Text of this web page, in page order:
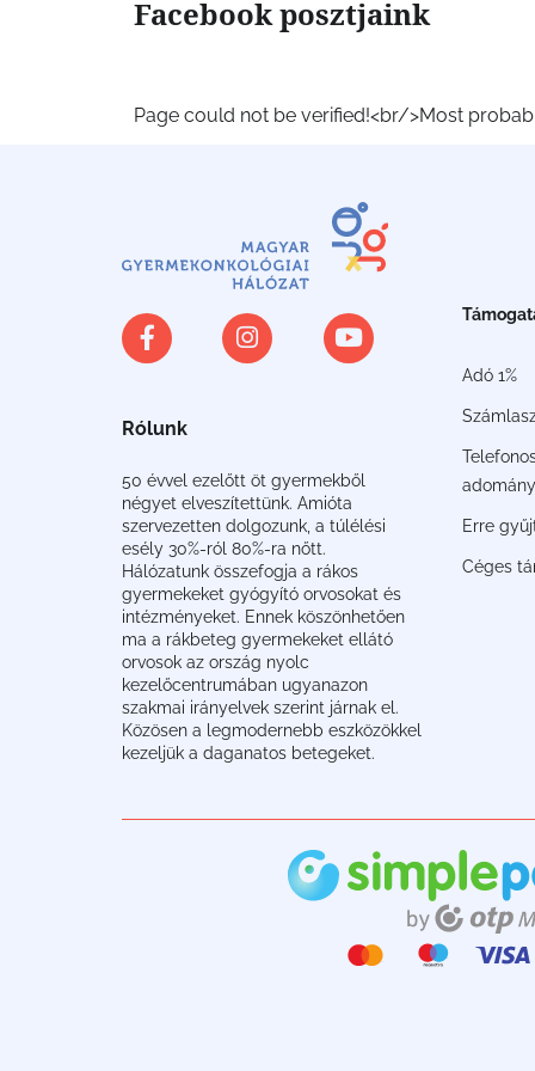
Facebook posztjaink
Page could not be verified!<br/>Most
Rólunk
50 évvel ezelőtt öt gyermekből
négyet elveszítettünk. Amióta
szervezetten dolgozunk, a túlélési
esély 30%-ról 80%-ra nőtt.
Hálózatunk összefogja a rákos
gyermekeket gyógyító orvosokat és
intézményeket. Ennek köszönhetően
ma a rákbeteg gyermekeket ellátó
orvosok az ország nyolc
kezelőcentrumában ugyanazon
szakmai irányelvek szerint járnak el.
Közösen a legmodernebb eszközökkel
kezeljük a daganatos betegeket.
Adó 1%
Erre
Céges